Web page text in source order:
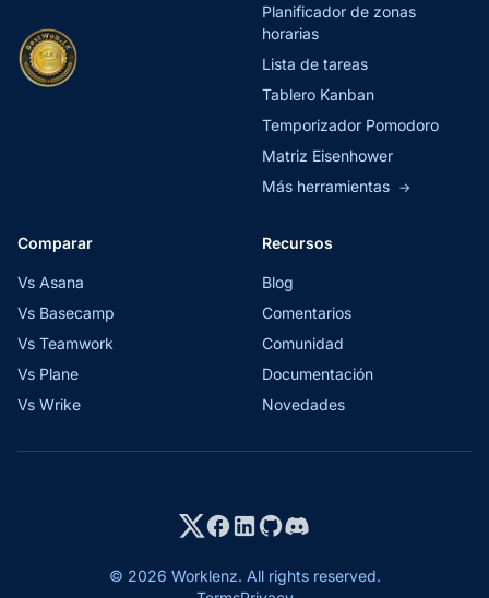
Planificador de zonas
horarias
Lista de tareas
Tablero Kanban
Temporizador Pomodoro
Matriz Eisenhower
Más herramientas →
Comparar
Vs Asana
Vs Basecamp
Vs Teamwork
Vs Plane
Vs Wrike
Recursos
Blog
Comentarios
Comunidad
Documentación
Novedades
© 2026 Worklenz. All rights reserved.